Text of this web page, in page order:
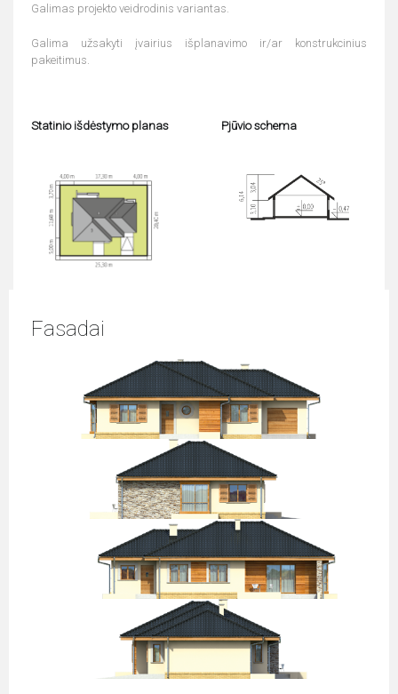
Galimas projekto veidrodinis variantas.
Galima užsakyti įvairius išplanavimo ir/ar konstrukcinius
pakeitimus.
Statinio išdėstymo planas Pjūvio schema
Fasadai